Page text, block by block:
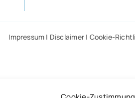
Impressum | Disclaimer| Cookie-